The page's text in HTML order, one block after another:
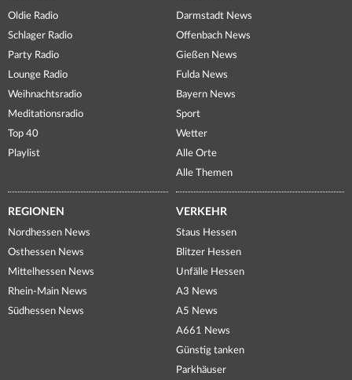
Oldie Radio
Schlager Radio
Party Radio
Lounge Radio
Weihnachtsradio
Meditationsradio
Top 40
Playlist
Darmstadt News
Offenbach News
Gießen News
Fulda News
Bayern News
Sport
Wetter
Alle Orte
Alle Themen
REGIONEN
Nordhessen News
Osthessen News
Mittelhessen News
Rhein-Main News
Südhessen News
VERKEHR
Staus Hessen
Blitzer Hessen
Unfälle Hessen
A3 News
A5 News
A661 News
Günstig tanken
Parkhäuser